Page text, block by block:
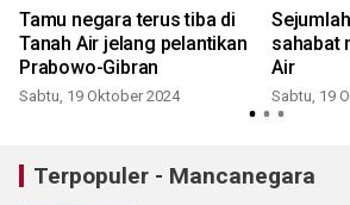
Tamu negara terus tiba di
Tanah Air jelang pelantikan
Prabowo-Gibran
Sabtu, 19 Oktober 2024
sahabat
Air
Sabtu, 19
Terpopuler - Mancanegara